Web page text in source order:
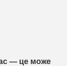
— це може